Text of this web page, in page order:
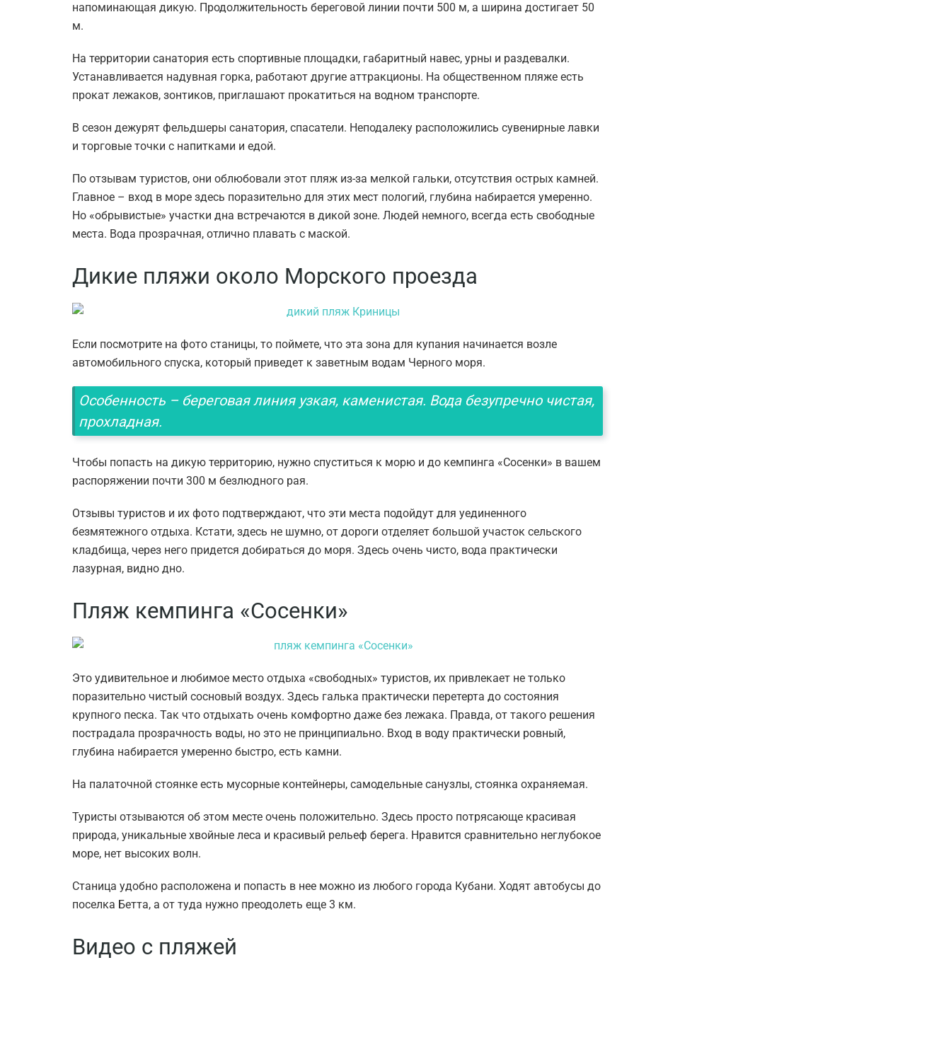
напоминающая дикую. Продолжительность береговой линии почти 500 м, а ширина достигает 50
м.
На территории санатория есть спортивные площадки, габаритный навес, урны и раздевалки.
Устанавливается надувная горка, работают другие аттракционы. На общественном пляже есть
прокат лежаков, зонтиков, приглашают прокатиться на водном транспорте.
В сезон дежурят фельдшеры санатория, спасатели. Неподалеку расположились сувенирные лавки
и торговые точки с напитками и едой.
По отзывам туристов, они облюбовали этот пляж из-за мелкой гальки, отсутствия острых камней.
Главное – вход в море здесь поразительно для этих мест пологий, глубина набирается умеренно.
Но «обрывистые» участки дна встречаются в дикой зоне. Людей немного, всегда есть свободные
места. Вода прозрачная, отлично плавать с маской.
Дикие пляжи около Морского проезда
Если посмотрите на фото станицы, то поймете, что эта зона для купания начинается возле
автомобильного спуска, который приведет к заветным водам Черного моря.
Особенность – береговая линия узкая, каменистая. Вода безупречно чистая,
прохладная.
Чтобы попасть на дикую территорию, нужно спуститься к морю и до кемпинга «Сосенки» в вашем
распоряжении почти 300 м безлюдного рая.
Отзывы туристов и их фото подтверждают, что эти места подойдут для уединенного
безмятежного отдыха. Кстати, здесь не шумно, от дороги отделяет большой участок сельского
кладбища, через него придется добираться до моря. Здесь очень чисто, вода практически
лазурная, видно дно.
Пляж кемпинга «Сосенки»
Это удивительное и любимое место отдыха «свободных» туристов, их привлекает не только
поразительно чистый сосновый воздух. Здесь галька практически перетерта до состояния
крупного песка. Так что отдыхать очень комфортно даже без лежака. Правда, от такого решения
пострадала прозрачность воды, но это не принципиально. Вход в воду практически ровный,
глубина набирается умеренно быстро, есть камни.
На палаточной стоянке есть мусорные контейнеры, самодельные санузлы, стоянка охраняемая.
Туристы отзываются об этом месте очень положительно. Здесь просто потрясающе красивая
природа, уникальные хвойные леса и красивый рельеф берега. Нравится сравнительно неглубокое
море, нет высоких волн.
Станица удобно расположена и попасть в нее можно из любого города Кубани. Ходят автобусы до
поселка Бетта, а от туда нужно преодолеть еще 3 км.
Видео с пляжей